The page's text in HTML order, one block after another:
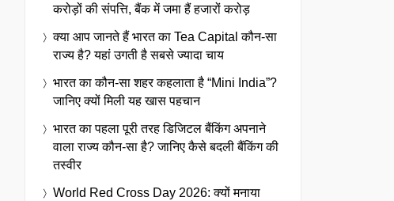
करोड़ों की संपत्ति, बैंक में जमा हैं हजारों करोड़
क्या आप जानते हैं भारत का Tea Capital कौन-सा
राज्य है? यहां उगती है सबसे ज्यादा चाय
भारत का कौन-सा शहर कहलाता है “Mini India”?
जानिए क्यों मिली यह खास पहचान
भारत का पहला पूरी तरह डिजिटल बैंकिंग अपनाने
वाला राज्य कौन-सा है? जानिए कैसे बदली बैंकिंग की
तस्वीर
World Red Cross Day 2026: क्यों मनाया